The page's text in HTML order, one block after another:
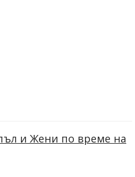
и Жени по време на